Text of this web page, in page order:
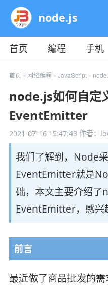
node.js
首页 编程 手机
教程
平面 服务器
首页 > 网络编程 > JavaScript>
node.js如何自定
EventEmitter
2021-07-16 15:47:43作者：
我们了解到，Node
EventEmitter就是
础，本文主要介绍了
EventEmitter，感兴
前言
最近做了商品批发的